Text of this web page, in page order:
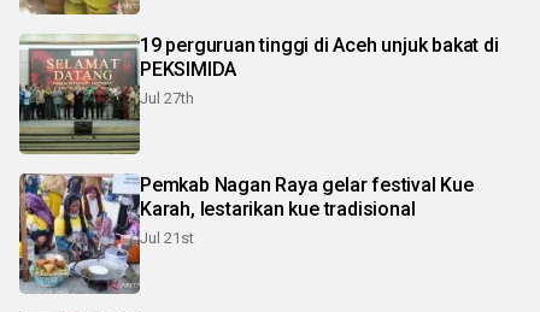
19 perguruan tinggi di Aceh unjuk bakat di
PEKSIMIDA
Jul 27th
Pemkab Nagan Raya gelar festival Kue
Karah, lestarikan kue tradisional
Jul 21st